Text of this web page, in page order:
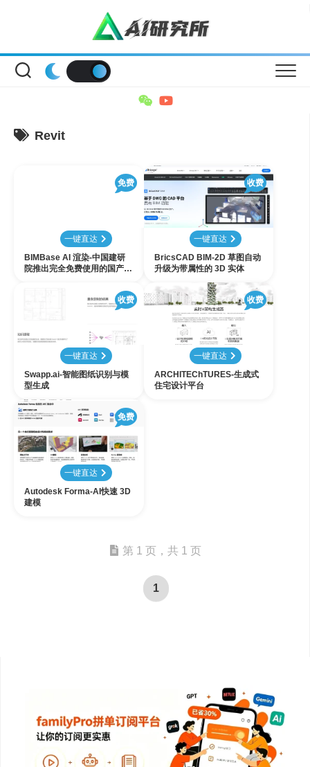
Revit
免费
一键直达
BIMBase AI 渲染-中国建研
院推出完全免费使用的国产设
收费
一键直达
BricsCAD BIM-2D 草图自动
升级为带属性的 3D 实体
收费
一键直达
Swapp.ai-智能图纸识别与模
型生成
收费
一键直达
ARCHITEChTURES-生成式
住宅设计平台
免费
一键直达
Autodesk Forma-AI快速 3D
建模
第 1 页，共 1 页
1